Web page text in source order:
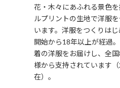
花・木々にあふれる景色
ルプリントの生地で洋服
います。洋服をつくりは
開始から18年以上が経過
着の洋服をお届けし、全
様から支持されています
在）。